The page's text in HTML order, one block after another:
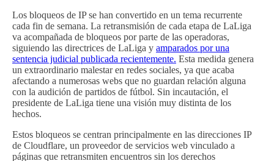
Los bloqueos de IP se han convertido en un tema recurrente
cada fin de semana. La retransmisión de cada etapa de LaLiga
va acompañada de bloqueos por parte de las operadoras,
siguiendo las directrices de LaLiga y amparados por una
sentencia judicial publicada recientemente. Esta medida genera
un extraordinario malestar en redes sociales, ya que acaba
afectando a numerosas webs que no guardan relación alguna
con la audición de partidos de fútbol. Sin incautación, el
presidente de LaLiga tiene una visión muy distinta de los
hechos.
Estos bloqueos se centran principalmente en las direcciones IP
de Cloudflare, un proveedor de servicios web vinculado a
páginas que retransmiten encuentros sin los derechos